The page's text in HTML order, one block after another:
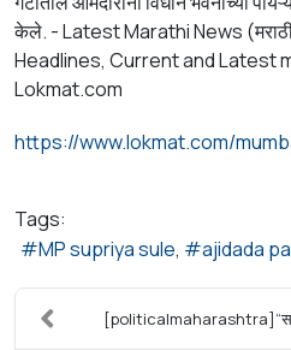
केले. - Latest Marathi News
Headlines, Current and Latest
Lokmat.com
Tags:
MP supriya sule
ajidada